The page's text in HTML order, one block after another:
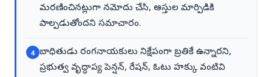
మరణించినట్లుగా నమోదు చేసి, ఆస్తుల మార్పిడికి
పాల్పడుతోందని సమాచారం.
4 బాధితుడు రంగనాయకులు నిక్షేపంగా బ్రతికే ఉన్నారని,
ప్రభుత్వ వృద్ధాప్య పెన్షన్, రేషన్, ఓటు హక్కు వంటివి